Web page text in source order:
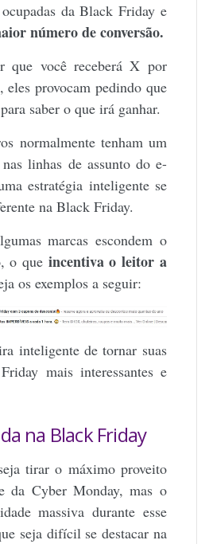
da Black Friday e
número de conversão.
que você receberá X por
eles provocam pedindo que
saber o que irá ganhar.
normalmente tenham um
linhas de assunto do e-
estratégia inteligente se
na Black Friday.
marcas escondem o
o que incentiva o leitor a
os exemplos a seguir:
inteligente de tornar suas
mais interessantes e
na Black Friday
tirar o máximo proveito
da Cyber Monday, mas o
massiva durante esse
seja difícil se destacar na